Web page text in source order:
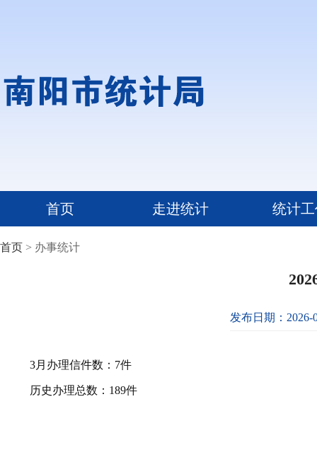
首页 走进统计 统计
首页 > 办事统计
发布日期：2026-
3月办理信件数：7件
历史办理总数：189件